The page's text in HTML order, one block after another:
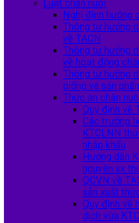
Luật chăn nuôi
Nghị định hướng
Thông tư hướng
về TACN
Thông tư hướng
về hoạt động
Thông tư hướng
giống và sản
Thức ăn chăn
Quy định về
Các trường
KTCLNN
nhập khẩu
Hướng dẫn
nguyên sx
QCVN về
sản xuất
Quy định về
dịch vừa